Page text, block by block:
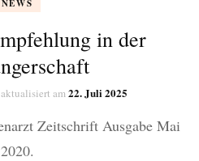
NEWS
in der
aktualisiert am 22. Juli 2025
Zeitschrift Ausgabe Mai
2020.